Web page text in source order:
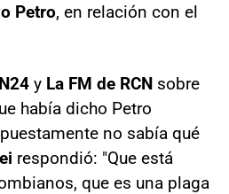
Petro, en relación con el
y La FM de RCN sobre
había dicho Petro
no sabía qué
respondió: "Que está
que es una plaga